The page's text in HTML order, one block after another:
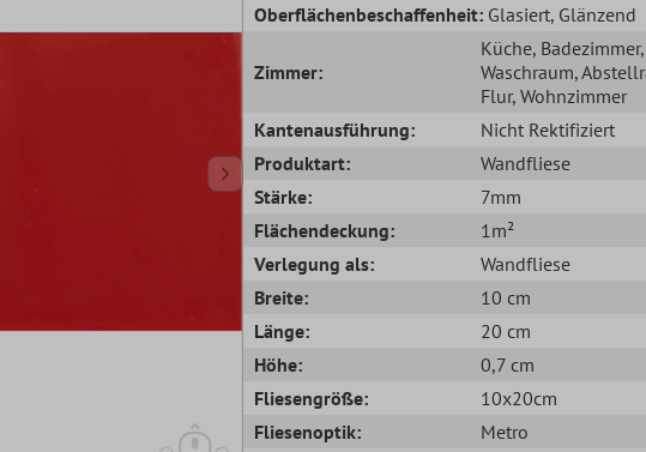
Oberflächenbeschaffenheit: Glasiert, Glänzend
Zimmer:
Küche, Badezimmer,
Waschraum,
Flur, Wohnzimmer
Kantenausführung:
Nicht Rektifiziert
Produktart:
Wandfliese
Stärke:
7mm
Flächendeckung:
1m²
Verlegung als:
Wandfliese
Breite:
10 cm
Länge:
20 cm
Höhe:
0,7 cm
Fliesengröße:
10x20cm
Fliesenoptik:
Metro